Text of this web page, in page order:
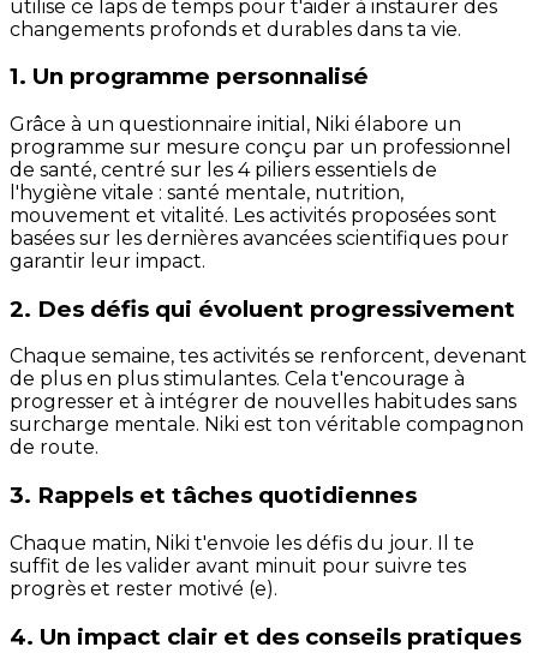
utilise ce laps de temps pour t'aider à instaurer des
changements profonds et durables dans ta vie.
1. Un programme personnalisé
Grâce à un questionnaire initial, Niki élabore un
programme sur mesure conçu par un professionnel
de santé, centré sur les 4 piliers essentiels de
l'hygiène vitale : santé mentale, nutrition,
mouvement et vitalité. Les activités proposées sont
basées sur les dernières avancées scientifiques pour
garantir leur impact.
2. Des défis qui évoluent progressivement
Chaque semaine, tes activités se renforcent, devenant
de plus en plus stimulantes. Cela t'encourage à
progresser et à intégrer de nouvelles habitudes sans
surcharge mentale. Niki est ton véritable compagnon
de route.
3. Rappels et tâches quotidiennes
Chaque matin, Niki t'envoie les défis du jour. Il te
suffit de les valider avant minuit pour suivre tes
progrès et rester motivé (e).
4. Un impact clair et des conseils pratiques